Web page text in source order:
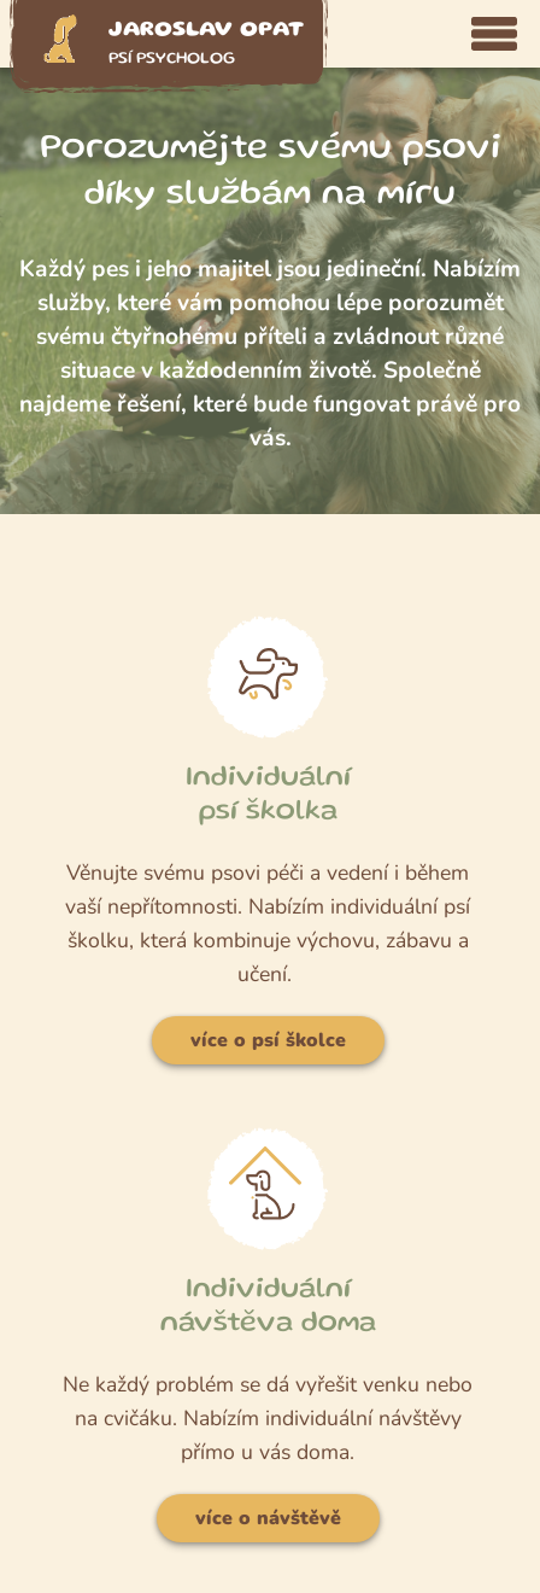
JAROSLAV OPAT
PSÍ PSYCHOLOG
Porozumějte svému psovi
díky službám na míru
Každý pes i jeho majitel jsou jedineční. Nabízím
služby, které vám pomohou lépe porozumět
svému čtyřnohému příteli a zvládnout různé
situace v každodenním životě. Společně
najdeme řešení, které bude fungovat právě pro
vás.
Individuální
psí školka
Věnujte svému psovi péči a vedení i během
vaší nepřítomnosti. Nabízím individuální psí
školku, která kombinuje výchovu, zábavu a
učení.
více o psí školce
Individuální
návštěva doma
Ne každý problém se dá vyřešit venku nebo
na cvičáku. Nabízím individuální návštěvy
přímo u vás doma.
více o návštěvě